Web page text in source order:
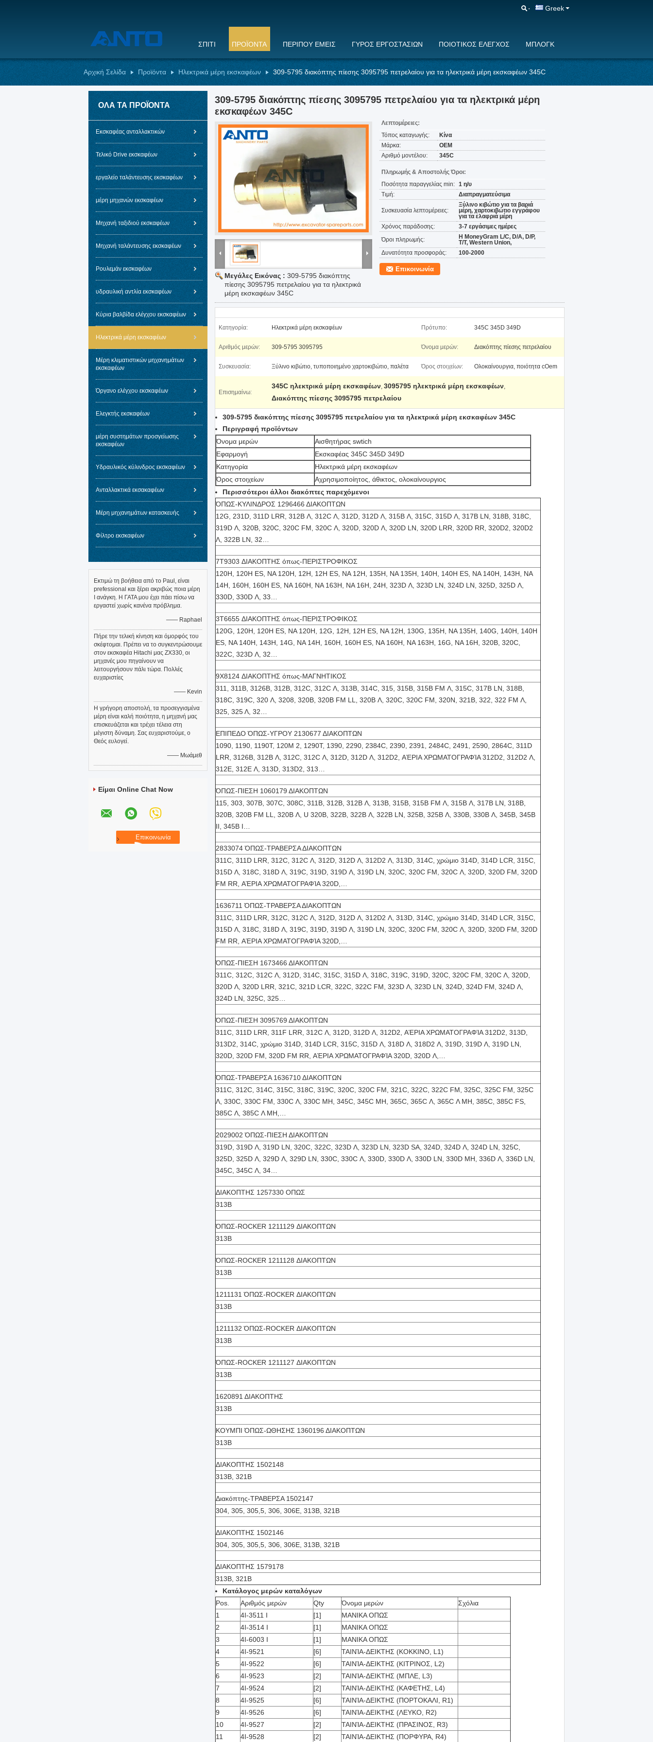
Greek
ΣΠΊΤΙ ΠΡΟΪΌΝΤΑ ΠΕΡΊΠΟΥ ΕΜΕΊΣ ΓΎΡΟΣ ΕΡΓΟΣΤΑΣΊΩΝ ΠΟΙΟΤΙΚΌΣ ΈΛΕΓΧΟΣ ΜΠΛΟΓΚ
Αρχική Σελίδα Προϊόντα Ηλεκτρικά μέρη εκσκαφέων 309-5795 διακόπτης πίεσης 3095795 πετρελαίου για τα ηλεκτρικά μέρη εκσκαφέων 345C
ΌΛΑ ΤΑ ΠΡΟΪΌΝΤΑ
Εκσκαφέας ανταλλακτικών
Τελικό Drive εκσκαφέων
εργαλείο ταλάντευσης εκσκαφέων
μέρη μηχανών εκσκαφέων
Μηχανή ταξιδιού εκσκαφέων
Μηχανή ταλάντευσης εκσκαφέων
Ρουλεμάν εκσκαφέων
υδραυλική αντλία εκσκαφέων
Κύρια βαλβίδα ελέγχου εκσκαφέων
Ηλεκτρικά μέρη εκσκαφέων
Μέρη κλιματιστικών μηχανημάτων
εκσκαφέων
Όργανο ελέγχου εκσκαφέων
Ελεγκτής εκσκαφέων
μέρη συστημάτων προσγείωσης
εκσκαφέων
Υδραυλικός κύλινδρος εκσκαφέων
Ανταλλακτικά εκσακαφέων
Μέρη μηχανημάτων κατασκευής
Φίλτρο εκσκαφέων
Εκτιμώ τη βοήθεια από το Paul, είναι
prefessional και ξέρει ακριβώς ποια μέρη
Ι ανάγκη. Η ΓΑΤΑ μου έχει πάει πίσω να
εργαστεί χωρίς κανένα πρόβλημα.
—— Raphael
Πήρε την τελική κίνηση και όμορφός του
σκέφτομαι. Πρέπει να το συγκεντρώσουμε
στον εκσκαφέα Hitachi μας ZX330, οι
μηχανές μου πηγαίνουν να
λειτουργήσουν πάλι τώρα. Πολλές
ευχαριστίες
—— Kevin
Η γρήγορη αποστολή, τα προσεγγισμένα
μέρη είναι καλή ποιότητα, η μηχανή μας
επισκευάζεται και τρέχει τέλεια στη
μέγιστη δύναμη. Σας ευχαριστούμε, ο
Θεός ευλογεί.
—— Μωάμεθ
Είμαι Online Chat Now
309-5795 διακόπτης πίεσης 3095795 πετρελαίου για τα ηλεκτρικά μέρη
εκσκαφέων 345C
Μεγάλες Εικόνας : 309-5795 διακόπτης
πίεσης 3095795 πετρελαίου για τα ηλεκτρικά
μέρη εκσκαφέων 345C
Λεπτομέρειες:
Τόπος καταγωγής:
Κίνα
Μάρκα:
OEM
Αριθμό μοντέλου:
345C
Πληρωμής & Αποστολής Όροι:
Ποσότητα παραγγελίας min: 1 η/υ
Τιμή:
Διαπραγματεύσιμα
Συσκευασία λεπτομέρειες:
Ξύλινο κιβώτιο για τα βαριά
μέρη, χαρτοκιβώτιο εγγράφου
για τα ελαφριά μέρη
Χρόνος παράδοσης:
3-7 εργάσιμες ημέρες
Όροι πληρωμής:
Η MoneyGram L/C, D/A, D/P,
T/T, Western Union,
Δυνατότητα προσφοράς:
100-2000
Επικοινωνία
Κατηγορία: Ηλεκτρικά μέρη εκσκαφέων Πρότυπο: 345C 345D 349D
Αριθμός μερών: 309-5795 3095795 Όνομα μερών: Διακόπτης πίεσης πετρελαίου
Συσκευασία: Ξύλινο κιβώτιο, τυποποιημένο χαρτοκιβώτιο, παλέτα Όρος στοιχείων: Ολοκαίνουργια, ποιότητα cOem
Επισημαίνω:
345C ηλεκτρικά μέρη εκσκαφέων, 3095795 ηλεκτρικά μέρη εκσκαφέων,
Διακόπτης πίεσης 3095795 πετρελαίου
309-5795 διακόπτης πίεσης 3095795 πετρελαίου για τα ηλεκτρικά μέρη εκσκαφέων 345C
Περιγραφή προϊόντων
Όνομα μερών
Αισθητήρας swtich
Εφαρμογή
Εκσκαφέας 345C 345D 349D
Κατηγορία
Ηλεκτρικά μέρη εκσκαφέων
Όρος στοιχείων
Αχρησιμοποίητος, άθικτος, ολοκαίνουργιος
Περισσότεροι άλλοι διακόπτες παρεχόμενοι
ΌΠΩΣ-ΚΥΛΙΝΔΡΟΣ 1296466 ΔΙΑΚΟΠΤΩΝ
12G, 231D, 311D LRR, 312B Λ, 312C Λ, 312D, 312D Λ, 315B Λ, 315C, 315D Λ, 317B LN, 318B, 318C,
319D Λ, 320B, 320C, 320C FM, 320C Λ, 320D, 320D Λ, 320D LN, 320D LRR, 320D RR, 320D2, 320D2
Λ, 322B LN, 32…
7T9303 ΔΙΑΚΟΠΤΗΣ όπως-ΠΕΡΙΣΤΡΟΦΙΚΟΣ
120H, 120H ES, NA 120H, 12H, 12H ES, NA 12H, 135H, NA 135H, 140H, 140H ES, NA 140H, 143H, NA
14H, 160H, 160H ES, NA 160H, NA 163H, NA 16H, 24H, 323D Λ, 323D LN, 324D LN, 325D, 325D Λ,
330D, 330D Λ, 33…
3T6655 ΔΙΑΚΟΠΤΗΣ όπως-ΠΕΡΙΣΤΡΟΦΙΚΟΣ
120G, 120H, 120H ES, NA 120H, 12G, 12H, 12H ES, NA 12H, 130G, 135H, NA 135H, 140G, 140H, 140H
ES, NA 140H, 143H, 14G, NA 14H, 160H, 160H ES, NA 160H, NA 163H, 16G, NA 16H, 320B, 320C,
322C, 323D Λ, 32…
9X8124 ΔΙΑΚΟΠΤΗΣ όπως-ΜΑΓΝΗΤΙΚΟΣ
311, 311B, 3126B, 312B, 312C, 312C Λ, 313B, 314C, 315, 315B, 315B FM Λ, 315C, 317B LN, 318B,
318C, 319C, 320 Λ, 3208, 320B, 320B FM LL, 320B Λ, 320C, 320C FM, 320N, 321B, 322, 322 FM Λ,
325, 325 Λ, 32…
ΕΠΙΠΕΔΟ ΌΠΩΣ-ΥΓΡΟΥ 2130677 ΔΙΑΚΟΠΤΩΝ
1090, 1190, 1190T, 120M 2, 1290T, 1390, 2290, 2384C, 2390, 2391, 2484C, 2491, 2590, 2864C, 311D
LRR, 3126B, 312B Λ, 312C, 312C Λ, 312D, 312D Λ, 312D2, ΑΈΡΙΑ ΧΡΩΜΑΤΟΓΡΑΦΊΑ 312D2, 312D2 Λ,
312E, 312E Λ, 313D, 313D2, 313…
ΌΠΩΣ-ΠΙΕΣΗ 1060179 ΔΙΑΚΟΠΤΩΝ
115, 303, 307B, 307C, 308C, 311B, 312B, 312B Λ, 313B, 315B, 315B FM Λ, 315B Λ, 317B LN, 318B,
320B, 320B FM LL, 320B Λ, U 320B, 322B, 322B Λ, 322B LN, 325B, 325B Λ, 330B, 330B Λ, 345B, 345B
ΙΙ, 345B Ι…
2833074 ΌΠΩΣ-ΤΡΑΒΕΡΣΑ ΔΙΑΚΟΠΤΩΝ
311C, 311D LRR, 312C, 312C Λ, 312D, 312D Λ, 312D2 Λ, 313D, 314C, χρώμιο 314D, 314D LCR, 315C,
315D Λ, 318C, 318D Λ, 319C, 319D, 319D Λ, 319D LN, 320C, 320C FM, 320C Λ, 320D, 320D FM, 320D
FM RR, ΑΈΡΙΑ ΧΡΩΜΑΤΟΓΡΑΦΊΑ 320D,…
1636711 ΌΠΩΣ-ΤΡΑΒΕΡΣΑ ΔΙΑΚΟΠΤΩΝ
311C, 311D LRR, 312C, 312C Λ, 312D, 312D Λ, 312D2 Λ, 313D, 314C, χρώμιο 314D, 314D LCR, 315C,
315D Λ, 318C, 318D Λ, 319C, 319D, 319D Λ, 319D LN, 320C, 320C FM, 320C Λ, 320D, 320D FM, 320D
FM RR, ΑΈΡΙΑ ΧΡΩΜΑΤΟΓΡΑΦΊΑ 320D,…
ΌΠΩΣ-ΠΙΕΣΗ 1673466 ΔΙΑΚΟΠΤΩΝ
311C, 312C, 312C Λ, 312D, 314C, 315C, 315D Λ, 318C, 319C, 319D, 320C, 320C FM, 320C Λ, 320D,
320D Λ, 320D LRR, 321C, 321D LCR, 322C, 322C FM, 323D Λ, 323D LN, 324D, 324D FM, 324D Λ,
324D LN, 325C, 325…
ΌΠΩΣ-ΠΙΕΣΗ 3095769 ΔΙΑΚΟΠΤΩΝ
311C, 311D LRR, 311F LRR, 312C Λ, 312D, 312D Λ, 312D2, ΑΈΡΙΑ ΧΡΩΜΑΤΟΓΡΑΦΊΑ 312D2, 313D,
313D2, 314C, χρώμιο 314D, 314D LCR, 315C, 315D Λ, 318D Λ, 318D2 Λ, 319D, 319D Λ, 319D LN,
320D, 320D FM, 320D FM RR, ΑΈΡΙΑ ΧΡΩΜΑΤΟΓΡΑΦΊΑ 320D, 320D Λ,…
ΌΠΩΣ-ΤΡΑΒΕΡΣΑ 1636710 ΔΙΑΚΟΠΤΩΝ
311C, 312C, 314C, 315C, 318C, 319C, 320C, 320C FM, 321C, 322C, 322C FM, 325C, 325C FM, 325C
Λ, 330C, 330C FM, 330C Λ, 330C MH, 345C, 345C MH, 365C, 365C Λ, 365C Λ MH, 385C, 385C FS,
385C Λ, 385C Λ MH,…
2029002 ΌΠΩΣ-ΠΙΕΣΗ ΔΙΑΚΟΠΤΩΝ
319D, 319D Λ, 319D LN, 320C, 322C, 323D Λ, 323D LN, 323D SA, 324D, 324D Λ, 324D LN, 325C,
325D, 325D Λ, 329D Λ, 329D LN, 330C, 330C Λ, 330D, 330D Λ, 330D LN, 330D MH, 336D Λ, 336D LN,
345C, 345C Λ, 34…
ΔΙΑΚΟΠΤΗΣ 1257330 ΟΠΩΣ
313B
ΌΠΩΣ-ROCKER 1211129 ΔΙΑΚΟΠΤΩΝ
313B
ΌΠΩΣ-ROCKER 1211128 ΔΙΑΚΟΠΤΩΝ
313B
1211131 ΌΠΩΣ-ROCKER ΔΙΑΚΟΠΤΩΝ
313B
1211132 ΌΠΩΣ-ROCKER ΔΙΑΚΟΠΤΩΝ
313B
ΌΠΩΣ-ROCKER 1211127 ΔΙΑΚΟΠΤΩΝ
313B
1620891 ΔΙΑΚΟΠΤΗΣ
313B
ΚΟΥΜΠΙ ΌΠΩΣ-ΩΘΗΣΗΣ 1360196 ΔΙΑΚΟΠΤΩΝ
313B
ΔΙΑΚΟΠΤΗΣ 1502148
313B, 321B
Διακόπτης-ΤΡΑΒΕΡΣΑ 1502147
304, 305, 305,5, 306, 306E, 313B, 321B
ΔΙΑΚΟΠΤΗΣ 1502146
304, 305, 305,5, 306, 306E, 313B, 321B
ΔΙΑΚΟΠΤΗΣ 1579178
313B, 321B
Κατάλογος μερών καταλόγων
Pos.
Αριθμός μερών Qty Όνομα μερών
Σχόλια
1
4I-3511 Ι [1]
ΜΑΝΙΚΑ ΟΠΩΣ
2
4I-3514 Ι [1]
ΜΑΝΙΚΑ ΟΠΩΣ
3
4I-6003 Ι [1]
ΜΑΝΙΚΑ ΟΠΩΣ
4
4I-9521 [6]
ΤΑΙΝΊΑ-ΔΕΙΚΤΗΣ (ΚΟΚΚΙΝΟ, L1)
5
4I-9522 [6]
ΤΑΙΝΊΑ-ΔΕΙΚΤΗΣ (ΚΙΤΡΙΝΟΣ, L2)
6
4I-9523 [2]
ΤΑΙΝΊΑ-ΔΕΙΚΤΗΣ (ΜΠΛΕ, L3)
7
4I-9524 [2]
ΤΑΙΝΊΑ-ΔΕΙΚΤΗΣ (ΚΑΦΕΤΗΣ, L4)
8
4I-9525 [6]
ΤΑΙΝΊΑ-ΔΕΙΚΤΗΣ (ΠΟΡΤΟΚΑΛΙ, R1)
9
4I-9526 [6]
ΤΑΙΝΊΑ-ΔΕΙΚΤΗΣ (ΛΕΥΚΟ, R2)
10
4I-9527 [2]
ΤΑΙΝΊΑ-ΔΕΙΚΤΗΣ (ΠΡΑΣΙΝΟΣ, R3)
11
4I-9528 [2] ΤΑΙΝΊΑ-ΔΕΙΚΤΗΣ (ΠΟΡΦΥΡΑ, R4)